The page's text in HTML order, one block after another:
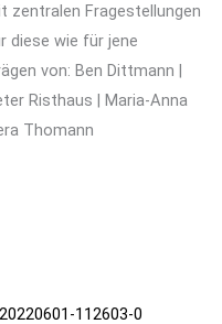
zentralen Fragestellungen
diese wie für jene
von: Ben Dittmann |
Risthaus | Maria-Anna
Thomann
112603-0